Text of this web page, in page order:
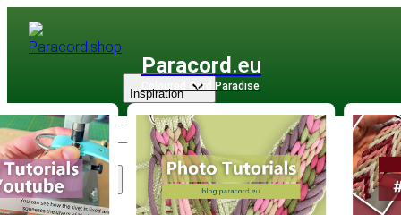
Paracord .eu
Coloured Cord Paradise
Sortiment
Inspiration